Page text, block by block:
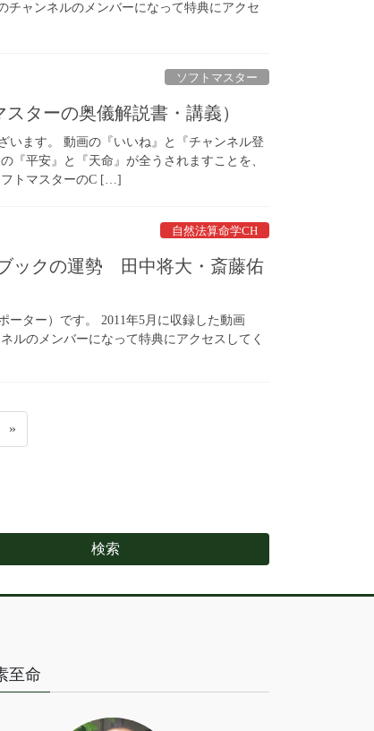
チャンネルのメンバーになって特典にアクセ
ソフトマスター
ターの奥儀解説書・講義）
います。 動画の『いいね』と『チャンネル登
『平安』と『天命』が全うされますことを、
トマスターのC […]
自然法算命学CH
ックの運勢 田中将大・斎藤佑
ーター）です。 2011年5月に収録した動画
ルのメンバーになって特典にアクセスしてく
»
至命